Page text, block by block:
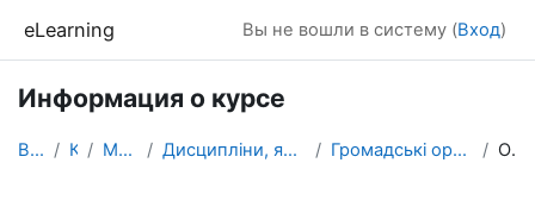
eLearning Вы не вошли в систему (Вход)
Информация о курсе
В начало Курсы МАГІСТРАТУРА Дисципліни, які формують загальні компетентності Громадські організації в Україні (Європейські студії) Описание